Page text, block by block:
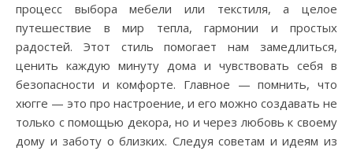
процесс выбора мебели или текстиля, а целое
путешествие в мир тепла, гармонии и простых
радостей. Этот стиль помогает нам замедлиться,
ценить каждую минуту дома и чувствовать себя в
безопасности и комфорте. Главное — помнить, что
хюгге — это про настроение, и его можно создавать не
только с помощью декора, но и через любовь к своему
дому и заботу о близких. Следуя советам и идеям из